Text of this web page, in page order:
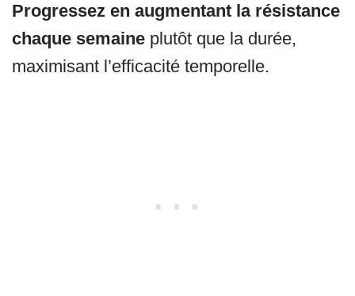
Progressez en augmentant la résistance
chaque semaine plutôt que la durée,
maximisant l’efficacité temporelle.